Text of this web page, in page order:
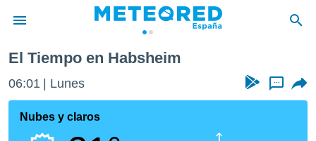
de
por
El Tiempo en Habsheim
06:01 Lunes ...
Nubes y claros